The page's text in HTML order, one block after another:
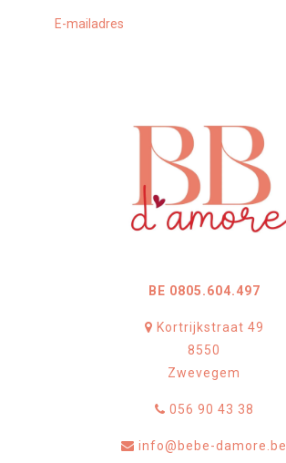
BE 0805.604.497
Kortrijkstraat 49
8550
Zwevegem
056 90 43 38
info@bebe-damore.be